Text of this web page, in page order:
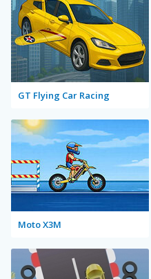
GT Flying Car Racing
Moto X3M